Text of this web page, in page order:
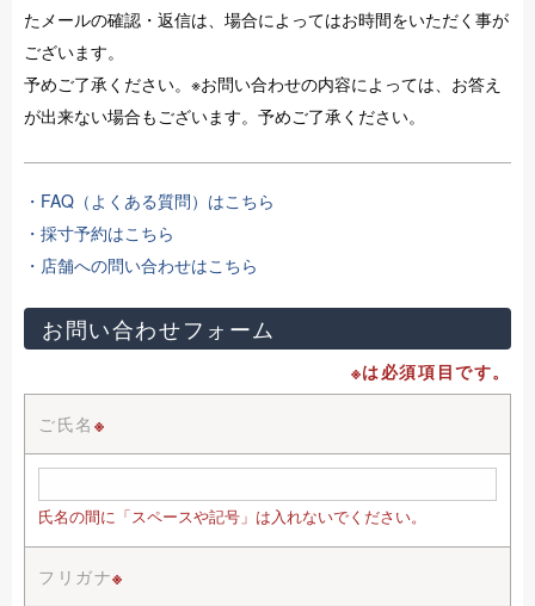
たメールの確認・返信は、場合によってはお時間をいただく事が
ございます。
予めご了承ください。※お問い合わせの内容によっては、お答え
が出来ない場合もございます。予めご了承ください。
・FAQ（よくある質問）はこちら
・採寸予約はこちら
・店舗への問い合わせはこちら
お問い合わせフォーム
※は必須項目です。
ご氏名 ※
氏名の間に「スペースや記号」は入れないでください。
フリガナ※